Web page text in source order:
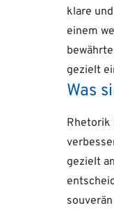
klare
einem
gezielt
Was
Rhetorik
gezielt